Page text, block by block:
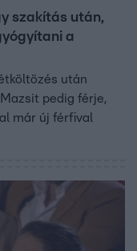
szakítás után,
a
után
pedig férje,
már új férfival